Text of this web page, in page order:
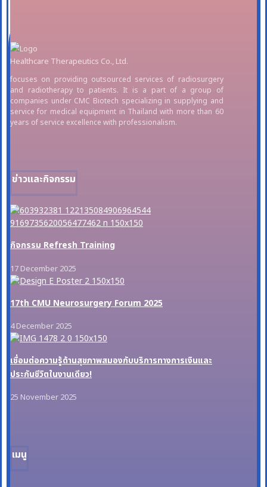
Healthcare Therapeutics Co., Ltd.
focuses on providing outsourced services of radiosurgery
and radiotherapy to patients. It is a part of a group of
companies under CMC Biotech specializing in supplying and
service for medical equipment in Thailand with more than 60
years of service excellence with professionalism.
ข่าวและกิจกรรม
กิจกรรม Refresh Training
17 December 2025
17th CMU Neurosurgery Forum 2025
4 December 2025
เชื่อมต่อความรู้ด้านสุขภาพสมองกับบริการทางการเงินและ
ประกันชีวิตในงานเดียว!
25 November 2025
เมนู